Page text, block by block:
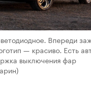
Впереди
— красиво. Есть
выключения фар